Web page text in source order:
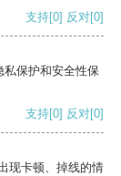
支持[0] 反对[0]
私保护和安全性保
支持[0] 反对[0]
现卡顿、掉线的情